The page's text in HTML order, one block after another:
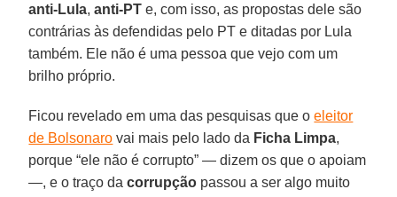
anti-Lula,anti-PT e, com isso, as propostas dele são
contrárias às defendidas pelo PT e ditadas por Lula
também. Ele não é uma pessoa que vejo com um
brilho próprio.
Ficou revelado em uma das pesquisas que oeleitor
de Bolsonaro vai mais pelo lado da Ficha Limpa,
porque “ele não é corrupto” — dizem os que o apoiam
—, e o traço dacorrupção passou a ser algo muito